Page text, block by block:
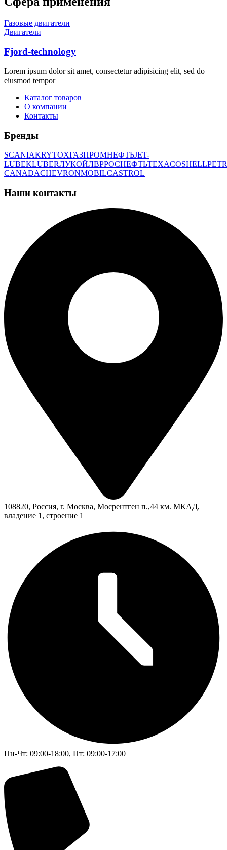
Газовые двигатели
Двигатели
Fjord-technology
Lorem ipsum dolor sit amet, consectetur adipisicing elit, sed do
eiusmod tempor
Каталог товаров
О компании
Контакты
Бренды
SCANIAKRYTOXГАЗПРОМНЕФТЬJET-
LUBEKLUBERЛУКОЙЛBPРОСНЕФТЬTEXACOSHELL
CANADACHEVRONMOBILCASTROL
Наши контакты
108820, Россия, г. Москва, Мосрентген п.,44 км. МКАД,
владение 1, строение 1
Пн-Чт: 09:00-18:00, Пт: 09:00-17:00